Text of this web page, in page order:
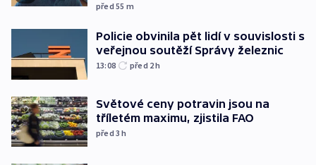
před 55 m
Policie obvinila pět lidí v souvislosti s
veřejnou soutěží Správy železnic
13:08 před 2h
Světové ceny potravin jsou na
tříletém maximu, zjistila FAO
před 3h